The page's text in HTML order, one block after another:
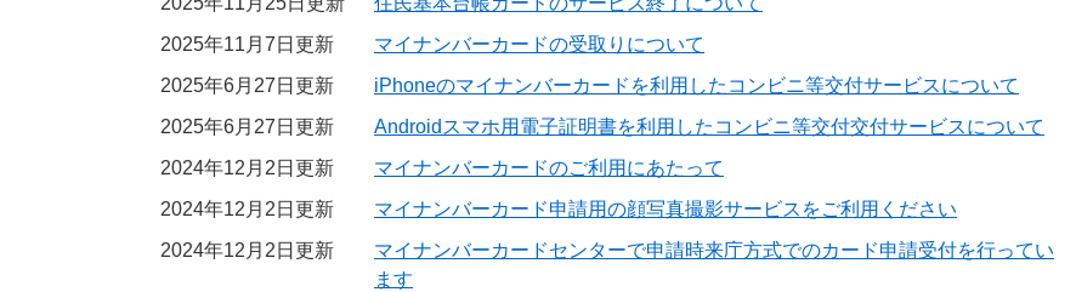
2025年11月7日更新
マイナンバーカードの受取りについて
2025年6月27日更新
iPhoneのマイナンバーカードを利用したコンビニ等交付サービスについて
2025年6月27日更新
Androidスマホ用電子証明書を利用したコンビニ等交付交付サービスについて
2024年12月2日更新
マイナンバーカードのご利用にあたって
2024年12月2日更新
マイナンバーカード申請用の顔写真撮影サービスをご利用ください
2024年12月2日更新
マイナンバーカードセンターで申請時来庁方式でのカード申請受付を行ってい
ます